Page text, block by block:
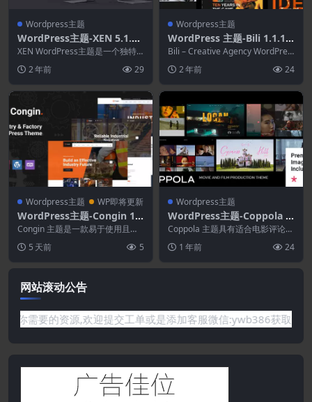
Wordpress主题
WordPress主题-XEN 5.1.1–
创意组合机构WordPress主
题
XEN WordPress主题是一个独特
现...2 年前 29
Wordpress主题
WordPress 主题-Bili 1.1.13
–Creative Agency WordPr
ess 主题
Bili – Creative Agency WordPres
2 年前 24
Wordpress主题 WP即将更新
WordPress主题-Congin 1.2
–工业与工厂WordPress主题
Congin 主题是一款易于使用且灵
活的 WordPress 主题，是各种类
型商...5 天前 5
Wordpress主题
WordPress主题-Coppola 1.
4.1–电影和影片制作主题
Coppola 主题具有适合电影评论、
电影节、电影制片厂、电影制作人
和摄像师网站...
1 年前 24
网站滚动公告
是网站没有你需要的资源,欢迎提交工单或是添加客服微信